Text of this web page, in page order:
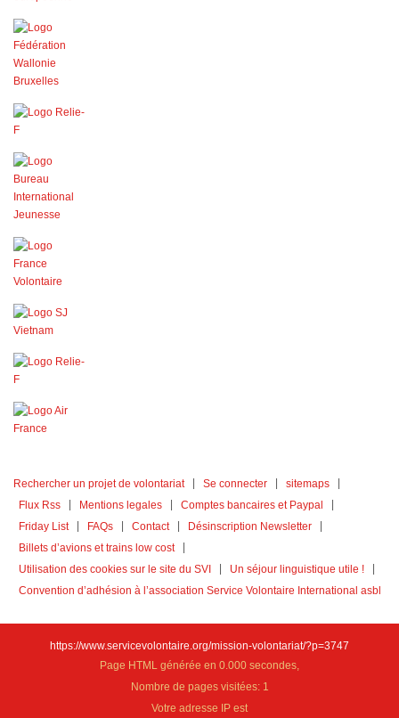
Rechercher un projet de volontariat Se connecter
sitemaps
Flux Rss
Mentions legales
Comptes bancaires et Paypal
Friday List
FAQs Contact
Désinscription Newsletter
Billets d’avions et trains low cost
Utilisation des cookies sur le site du SVI
Un séjour linguistique utile !
Convention d’adhésion à l’association Service Volontaire International asbl
https://www.servicevolontaire.org/mission-volontariat/?p=3747
Page HTML générée en 0.000 secondes,
Nombre de pages visitées: 1
Votre adresse IP est